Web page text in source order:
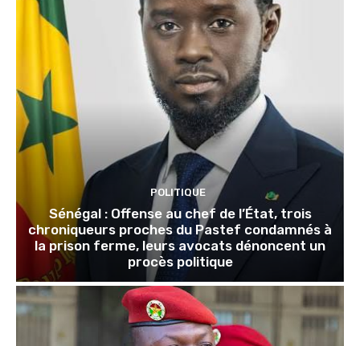
POLITIQUE
Sénégal : Offense au chef de l’État, trois
chroniqueurs proches du Pastef condamnés à
la prison ferme, leurs avocats dénoncent un
procès politique